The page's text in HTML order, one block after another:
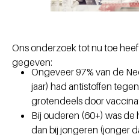
Ons onderzoek tot nu toe
gegeven:
Ongeveer 97% van de
jaar) had antistoffen
grotendeels door
Bij ouderen (60+) was
dan bij jongeren (jonger